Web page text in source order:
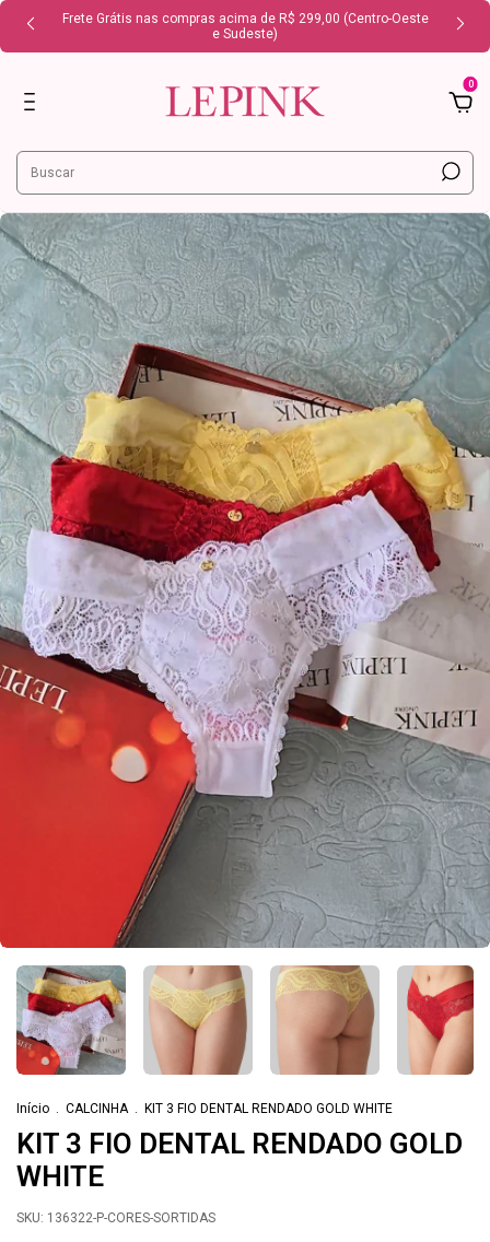
Frete Grátis nas compras acima de R$ 299,00 (Centro-Oeste
e Sudeste)
0
Início . CALCINHA . KIT 3 FIO DENTAL RENDADO GOLD WHITE
KIT 3 FIO DENTAL RENDADO GOLD
WHITE
SKU: 136322-P-CORES-SORTIDAS